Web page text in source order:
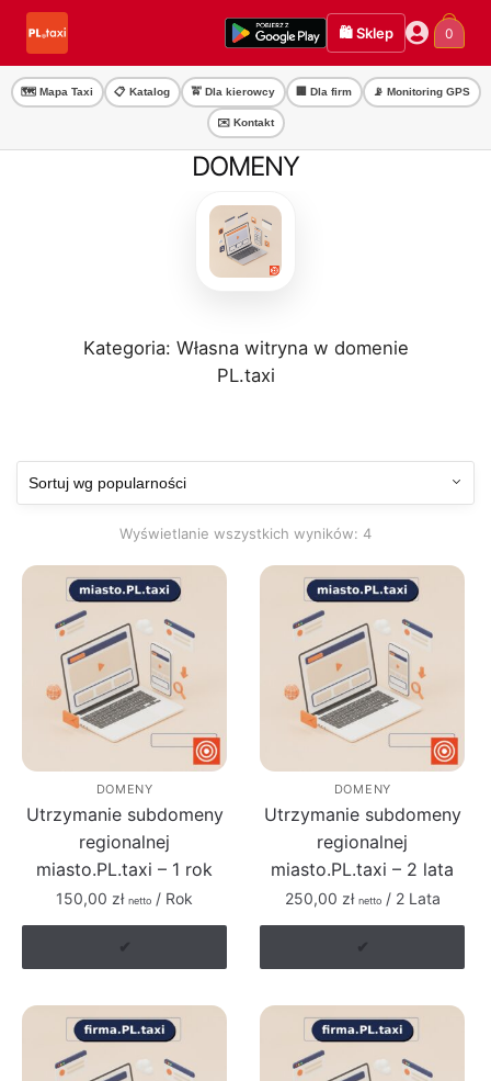
Przejdź
nawigacji
Przejdź
treści
🛍️ Sklep 0
🗺️ Mapa Taxi 📋 Katalog 🚖 Dla kierowcy 🏢 Dla firm 📡 Monitoring GPS
✉️ Kontakt
DOMENY
Kategoria: Własna witryna w domenie
PL.taxi
Wyświetlanie wszystkich wyników: 4Posortowane
popularności
DOMENY
Utrzymanie subdomeny
regionalnej
miasto.PL.taxi – 1 rok
150,00 zł netto / Rok
✔
DOMENY
Utrzymanie subdomeny
regionalnej
miasto.PL.taxi – 2 lata
250,00 zł netto/ 2 Lata
✔